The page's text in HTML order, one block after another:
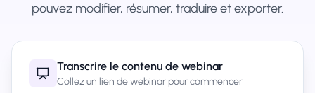
pouvez modifier, résumer, traduire et exporter.
Transcrire le contenu de webinar
Collez un lien de webinar pour commencer